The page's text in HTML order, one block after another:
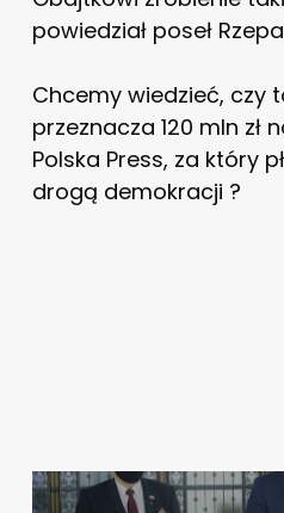
powiedział poseł
Chcemy wiedzieć, czy
przeznacza 120 mln zł
Polska Press, za który
drogą demokracji ?